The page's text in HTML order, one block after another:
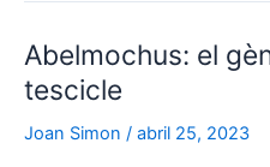
a
la
contra
Abelmochus: el
tescicle
Joan Simon / abril 25, 2023